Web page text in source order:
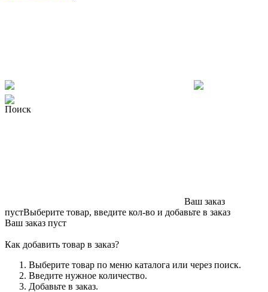
Поиск
Ваш заказ
пустВыберите товар, введите кол-во и добавьте в заказ
Ваш заказ пуст
Как добавить товар в заказ?
Выберите товар по меню каталога или через поиск.
Введите нужное количество.
Добавьте в заказ.